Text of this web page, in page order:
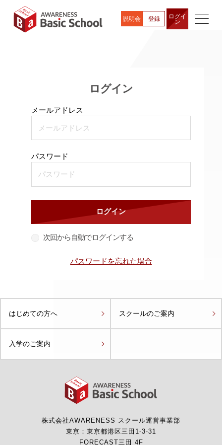
説明会 登録
ログイ
ン
ログイン
メールアドレス
パスワード
次回から自動でログインする
パスワードを忘れた場合
はじめての方へ スクールのご案内
入学のご案内
株式会社AWARENESS スクール運営事業部
東京：東京都港区三田1-3-31
FORECAST三田 4F